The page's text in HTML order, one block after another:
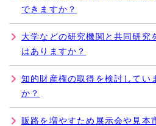
できますか？
大学などの研究機関と共同研究
はありますか？
知的財産権の取得を検討してい
か？
販路を増やすため展示会や見本